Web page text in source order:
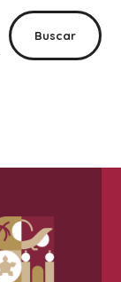
Buscar